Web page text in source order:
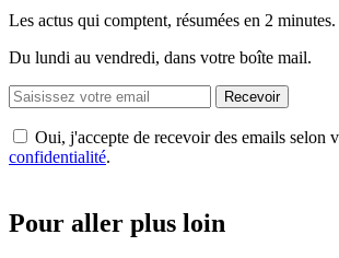
Les actus qui comptent, résumées en 2 minutes.
Du lundi au vendredi, dans votre boîte mail.
Recevoir
Oui, j'accepte de recevoir des emails selon
confidentialité.
Pour aller plus loin